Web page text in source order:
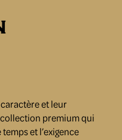
et leur
premium qui
et l’exigence